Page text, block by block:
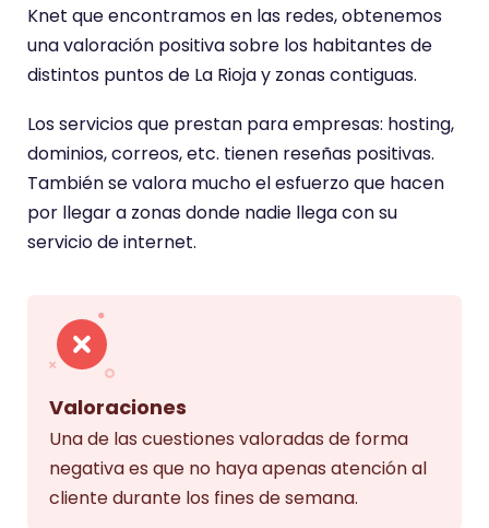
Knet que encontramos en las redes, obtenemos
una valoración positiva sobre los habitantes de
distintos puntos de La Rioja y zonas contiguas.
Los servicios que prestan para empresas: hosting,
dominios, correos, etc. tienen reseñas positivas.
También se valora mucho el esfuerzo que hacen
por llegar a zonas donde nadie llega con su
servicio de internet.
Valoraciones
Una de las cuestiones valoradas de forma
negativa es que no haya apenas atención al
cliente durante los fines de semana.